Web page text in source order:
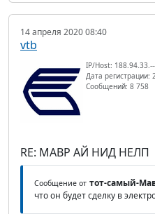
14 апреля 2020 08:40
vtb
IP/Host:
Дата регистрации:
Сообщений: 8 758
RE: МАВР АЙ НИД НЕЛП
Сообщение от тот-самый-
что он будет сделку в